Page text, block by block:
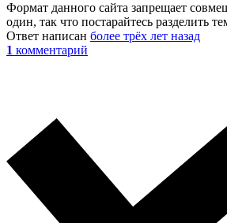
Формат данного сайта запрещает
один, так что постарайтесь разделить
Ответ написан более трёх лет назад
1 комментарий